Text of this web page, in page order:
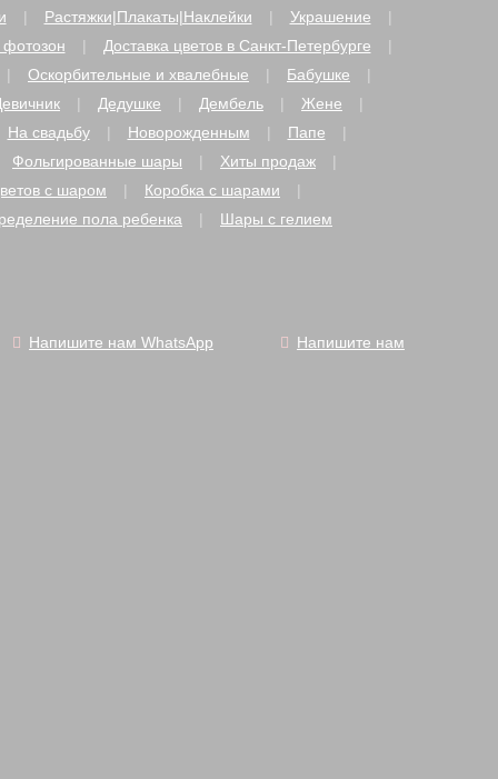
Растяжки|Плакаты|Наклейки
Украшение
Доставка цветов в Санкт-Петербурге
Оскорбительные и хвалебные
Бабушке
Дедушке Дембель
Жене
На свадьбу Новорожденным
Папе
Фольгированные шары
Хиты продаж
с шаром
Коробка с шарами
пола ребенка Шары с гелием
Напишите нам WhatsApp
Напишите нам